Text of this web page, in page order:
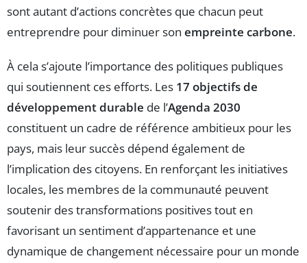
sont autant d’actions concrètes que chacun peut
entreprendre pour diminuer son empreinte carbone.
À cela s’ajoute l’importance des politiques publiques
qui soutiennent ces efforts. Les 17 objectifs de
développement durable de l’Agenda 2030
constituent un cadre de référence ambitieux pour les
pays, mais leur succès dépend également de
l’implication des citoyens. En renforçant les initiatives
locales, les membres de la communauté peuvent
soutenir des transformations positives tout en
favorisant un sentiment d’appartenance et une
dynamique de changement nécessaire pour un monde